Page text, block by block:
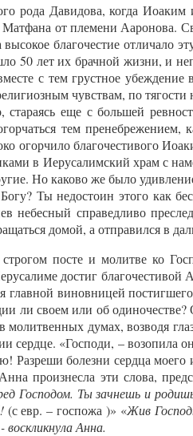
рода Давидова, когда
от племени Ааронова.
высокое благочестие
50 лет их брачной жизни, и
с тем грустное
чувствам, по
стараясь еще с большей
тем пренебрежением,
огорчило благочестивого
в Иерусалимский храм с
Но каково же было
Ты недостоин этого как
небесный справедливо
домой, а отправился в
посте и молитве ко
достиг благочестивой
главной виновницей
ли своем или об
думах, возводя
сердце. «Господи, –
болезни сердца моего
произнесла эти слова,
Господом. Ты зачнешь и
(с евр. – госпожа )» «Жив
Анна.